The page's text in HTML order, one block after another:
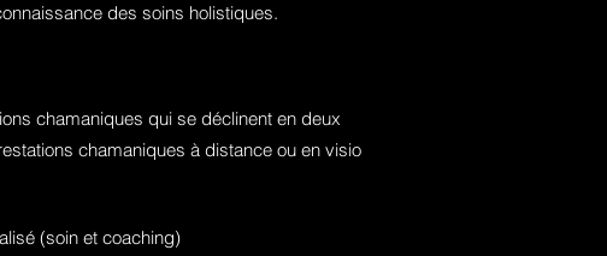
des soins holistiques.
chamaniques qui se déclinent en deux
chamaniques à distance ou en visio
(soin et coaching)